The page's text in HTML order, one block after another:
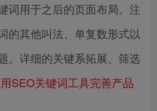
词用于之后的页面布局。注
的其他叫法、单复数形式以
。详细的关键系拓展、筛选
用SEO关键词工具完善产品